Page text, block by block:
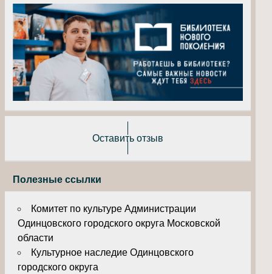
Оставить отзыв
Полезные ссылки
Комитет по культуре Администрации
Одинцовского городского округа Московской
области
Культурное наследие Одинцовского
городского округа